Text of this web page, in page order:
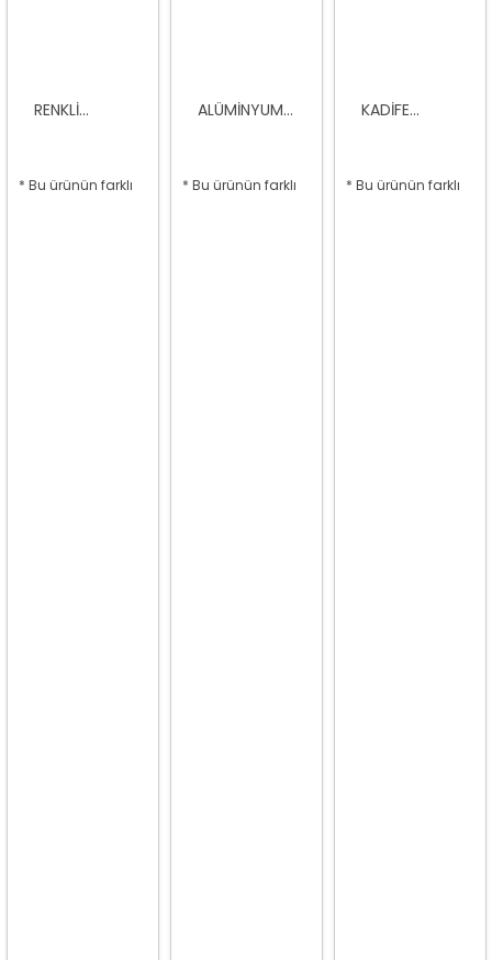
RENKLI...
* Bu ürünün farklı
ALÜMINYUM...
* Bu ürünün farklı
KADIFE...
* Bu ürünün farklı